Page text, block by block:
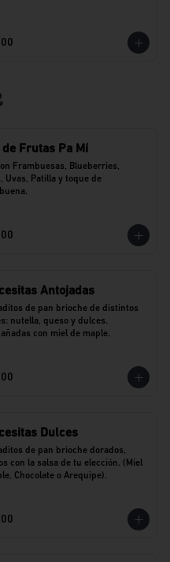
de Frutas Pa Mí
Frambuesas, Blueberries,
Uvas, Patilla y toque de
Antojadas
de pan brioche de distintos
nutella, queso y dulces.
con miel de maple.
Dulces
de pan brioche dorados,
con la salsa de tu elección. (Miel
Chocolate o Arequipe).